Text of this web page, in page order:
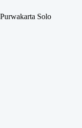
Purwakarta Solo